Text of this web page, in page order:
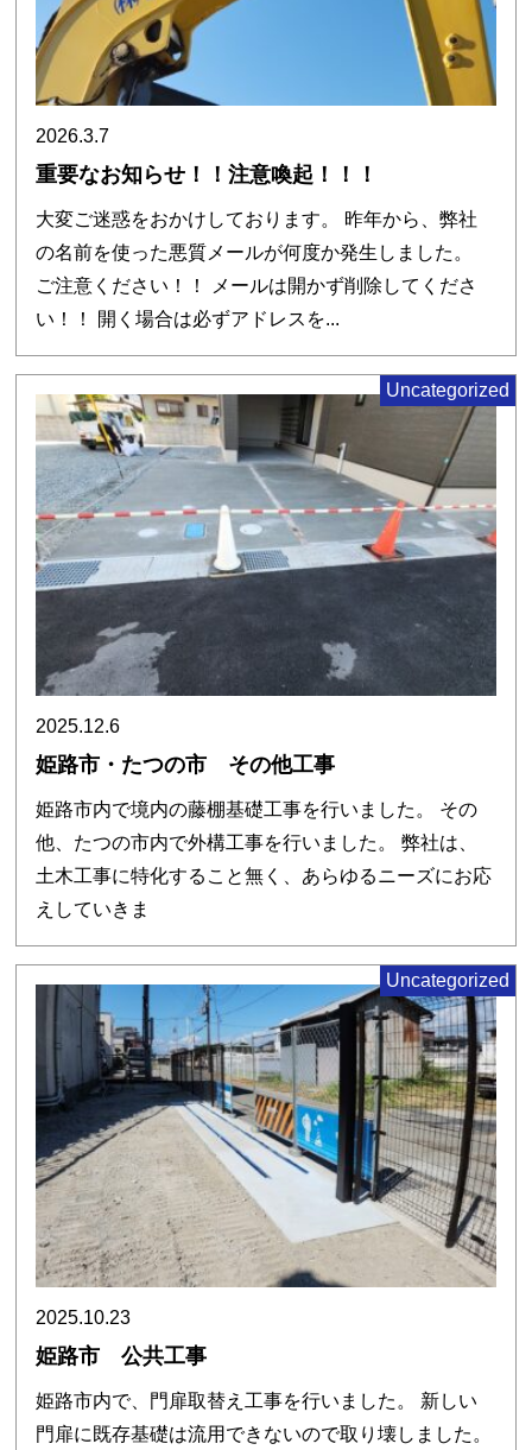
2026.3.7
重要なお知らせ！！注意喚起！！！
大変ご迷惑をおかけしております。 昨年から、弊社
の名前を使った悪質メールが何度か発生しました。
ご注意ください！！ メールは開かず削除してくださ
い！！ 開く場合は必ずアドレスを...
Uncategorized
2025.12.6
姫路市・たつの市 その他工事
姫路市内で境内の藤棚基礎工事を行いました。 その
他、たつの市内で外構工事を行いました。 弊社は、
土木工事に特化すること無く、あらゆるニーズにお応
えしていきま
Uncategorized
2025.10.23
姫路市 公共工事
姫路市内で、門扉取替え工事を行いました。 新しい
門扉に既存基礎は流用できないので取り壊しました。